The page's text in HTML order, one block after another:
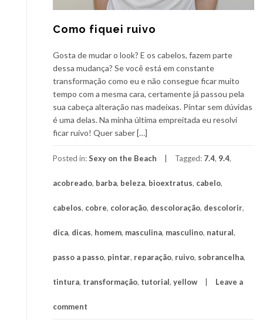
Como fiquei ruivo
Gosta de mudar o look? E os cabelos, fazem parte
dessa mudança? Se você está em constante
transformação como eu e não consegue ficar muito
tempo com a mesma cara, certamente já passou pela
sua cabeça alteração nas madeixas. Pintar sem dúvidas
é uma delas. Na minha última empreitada eu resolvi
ficar ruivo! Quer saber […]
Posted in:Sexy on the Beach Tagged: 7.4, 9.4,
acobreado, barba, beleza, bioextratus, cabelo,
cabelos, cobre, coloração, descoloração, descolorir,
dica, dicas, homem, masculina, masculino, natural,
passo a passo, pintar, reparação, ruivo, sobrancelha,
tintura, transformação, tutorial, yellow Leave a
comment